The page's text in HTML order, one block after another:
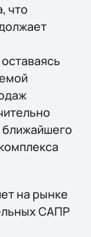
что
ближайшего
на рынке
САПР